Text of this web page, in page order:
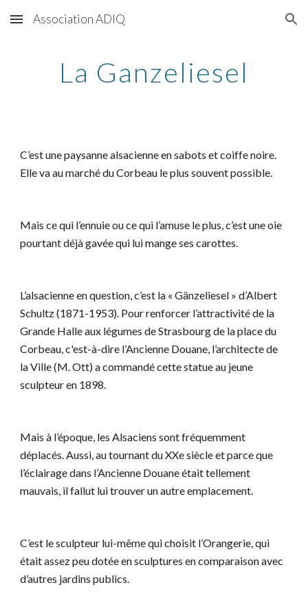
Skip to main content Skip to navigation
Association ADIQ
La Ganzeliesel
C’est une paysanne alsacienne en sabots et coiffe noire.
Elle va au marché du Corbeau le plus souvent possible.
Mais ce qui l’ennuie ou ce qui l’amuse le plus, c’est une oie
pourtant déjà gavée qui lui mange ses carottes.
L’alsacienne en question, c’est la « Gänzeliesel » d’Albert
Schultz (1871-1953). Pour renforcer l’attractivité de la
Grande Halle aux légumes de Strasbourg de la place du
Corbeau, c'est-à-dire l’Ancienne Douane, l’architecte de
la Ville (M. Ott) a commandé cette statue au jeune
sculpteur en 1898.
Mais à l’époque, les Alsaciens sont fréquemment
déplacés. Aussi, au tournant du XXe siècle et parce que
l’éclairage dans l’Ancienne Douane était tellement
mauvais, il fallut lui trouver un autre emplacement.
C’est le sculpteur lui-même qui choisit l’Orangerie, qui
était assez peu dotée en sculptures en comparaison avec
d’autres jardins publics.